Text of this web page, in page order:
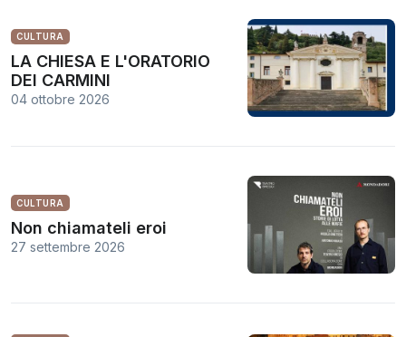
CULTURA
LA CHIESA E L'ORATORIO
DEI CARMINI
04 ottobre 2026
CULTURA
Non chiamateli eroi
27 settembre 2026